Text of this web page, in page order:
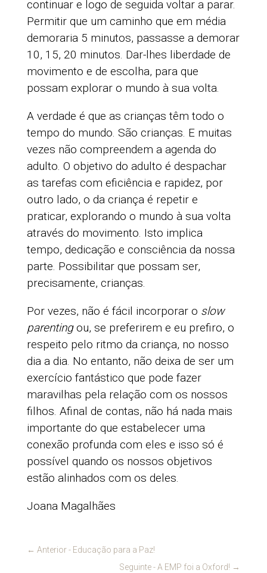
continuar e logo de seguida voltar a parar.
Permitir que um caminho que em média
demoraria 5 minutos, passasse a demorar
10, 15, 20 minutos. Dar-lhes liberdade de
movimento e de escolha, para que
possam explorar o mundo à sua volta.
A verdade é que as crianças têm todo o
tempo do mundo. São crianças. E muitas
vezes não compreendem a agenda do
adulto. O objetivo do adulto é despachar
as tarefas com eficiência e rapidez, por
outro lado, o da criança é repetir e
praticar, explorando o mundo à sua volta
através do movimento. Isto implica
tempo, dedicação e consciência da nossa
parte. Possibilitar que possam ser,
precisamente, crianças.
Por vezes, não é fácil incorporar o slow
parentingou, se preferirem e eu prefiro, o
respeito pelo ritmo da criança, no nosso
dia a dia. No entanto, não deixa de ser um
exercício fantástico que pode fazer
maravilhas pela relação com os nossos
filhos. Afinal de contas, não há nada mais
importante do que estabelecer uma
conexão profunda com eles e isso só é
possível quando os nossos objetivos
estão alinhados com os deles.
Joana Magalhães
← Anterior - Educação para a Paz!
Seguinte - A EMP foi a Oxford! →